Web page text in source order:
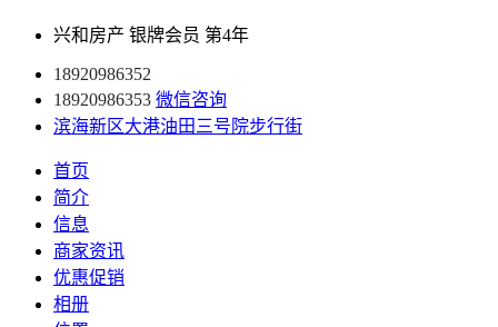
兴和房产 银牌会员 第4年
18920986352
18920986353 微信咨询
滨海新区大港油田三号院步行街
首页
简介
信息
商家资讯
优惠促销
相册